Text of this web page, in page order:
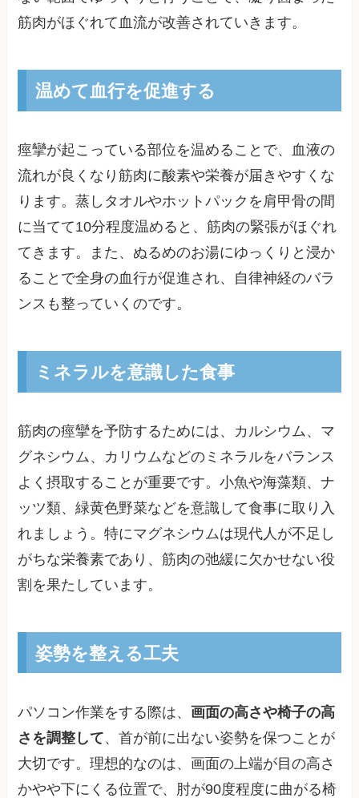
筋肉がほぐれて血流が改善されていきます。
温めて血行を促進する
痙攣が起こっている部位を温めることで、血液の
流れが良くなり筋肉に酸素や栄養が届きやすくな
ります。蒸しタオルやホットパックを肩甲骨の間
に当てて10分程度温めると、筋肉の緊張がほぐれ
てきます。また、ぬるめのお湯にゆっくりと浸か
ることで全身の血行が促進され、自律神経のバラ
ンスも整っていくのです。
ミネラルを意識した食事
筋肉の痙攣を予防するためには、カルシウム、マ
グネシウム、カリウムなどのミネラルをバランス
よく摂取することが重要です。小魚や海藻類、ナ
ッツ類、緑黄色野菜などを意識して食事に取り入
れましょう。特にマグネシウムは現代人が不足し
がちな栄養素であり、筋肉の弛緩に欠かせない役
割を果たしています。
姿勢を整える工夫
パソコン作業をする際は、画面の高さや椅子の高
さを調整して、首が前に出ない姿勢を保つことが
大切です。理想的なのは、画面の上端が目の高さ
かやや下にくる位置で、肘が90度程度に曲がる椅